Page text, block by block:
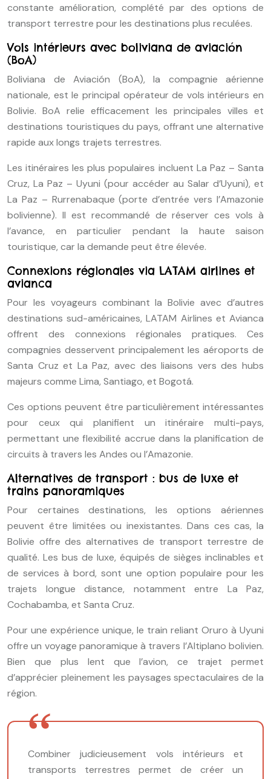
constante amélioration, complété par des options de
transport terrestre pour les destinations plus reculées.
Vols intérieurs avec boliviana de aviación
(BoA)
Boliviana de Aviación (BoA), la compagnie aérienne
nationale, est le principal opérateur de vols intérieurs en
Bolivie. BoA relie efficacement les principales villes et
destinations touristiques du pays, offrant une alternative
rapide aux longs trajets terrestres.
Les itinéraires les plus populaires incluent La Paz – Santa
Cruz, La Paz – Uyuni (pour accéder au Salar d’Uyuni), et
La Paz – Rurrenabaque (porte d’entrée vers l’Amazonie
bolivienne). Il est recommandé de réserver ces vols à
l’avance, en particulier pendant la haute saison
touristique, car la demande peut être élevée.
Connexions régionales via LATAM airlines et
avianca
Pour les voyageurs combinant la Bolivie avec d’autres
destinations sud-américaines, LATAM Airlines et Avianca
offrent des connexions régionales pratiques. Ces
compagnies desservent principalement les aéroports de
Santa Cruz et La Paz, avec des liaisons vers des hubs
majeurs comme Lima, Santiago, et Bogotá.
Ces options peuvent être particulièrement intéressantes
pour ceux qui planifient un itinéraire multi-pays,
permettant une flexibilité accrue dans la planification de
circuits à travers les Andes ou l’Amazonie.
Alternatives de transport : bus de luxe et
trains panoramiques
Pour certaines destinations, les options aériennes
peuvent être limitées ou inexistantes. Dans ces cas, la
Bolivie offre des alternatives de transport terrestre de
qualité. Les bus de luxe, équipés de sièges inclinables et
de services à bord, sont une option populaire pour les
trajets longue distance, notamment entre La Paz,
Cochabamba, et Santa Cruz.
Pour une expérience unique, le train reliant Oruro à Uyuni
offre un voyage panoramique à travers l’Altiplano bolivien.
Bien que plus lent que l’avion, ce trajet permet
d’apprécier pleinement les paysages spectaculaires de la
région.
Combiner judicieusement vols intérieurs et
transports terrestres permet de créer un